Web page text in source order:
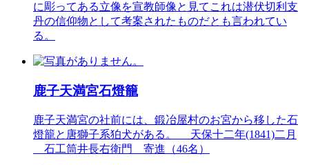
に彫ってある立像を宣教師像と見てこれは潜伏切利支
丹の信仰物として考案されたものだとも言われてい
る。
鹿子天満宮石燈籠
鹿子天満宮の社前には、鍛冶屋村のお宮から移した石
燈籠と唐獅子系狛犬がある。 天保十二年(1841)二月
石工筒井長右衛門 寄進（46名）